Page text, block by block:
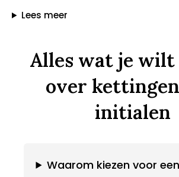
Lees meer
Alles wat je
over
initialen
Waarom kiezen voor